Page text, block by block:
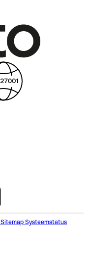
Sitemap Systeemstatus